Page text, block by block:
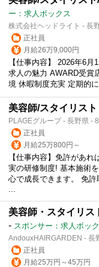
ー：求人ボックス
株式会社ヘッドライト - 長
正社員
月給26万9,000円
【仕事内容】 2026年6
求人の魅力 AWARD受賞
境 休暇制度充実 定期的に
美容師/スタイリスト
PLAGEグループ - 長野県 -
正社員
月給25万800円～
【仕事内容】免許があ
実の研修制度! 基本施術
心で成長できます。 免
美容師・スタイリス
- スポンサー：求人ボッ
AndouxHAIRGARDEN - 長
正社員
月給25万円～45万円